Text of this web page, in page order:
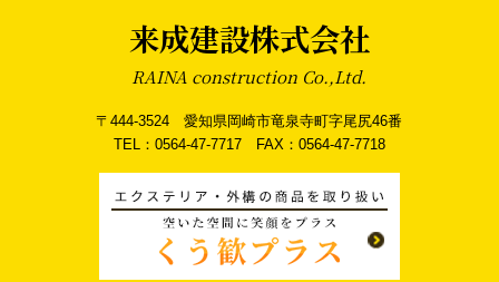
来成建設株式会社
RAINA construction Co.,Ltd.
〒444-3524 愛知県岡崎市竜泉寺町字尾尻46番
TEL：0564-47-7717 FAX：0564-47-7718